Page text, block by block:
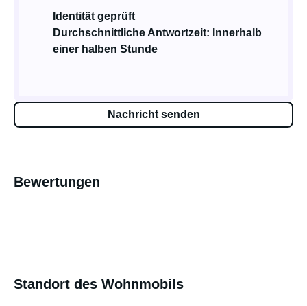
Identität geprüft
Durchschnittliche Antwortzeit: Innerhalb
einer halben Stunde
Nachricht senden
Bewertungen
Standort des Wohnmobils